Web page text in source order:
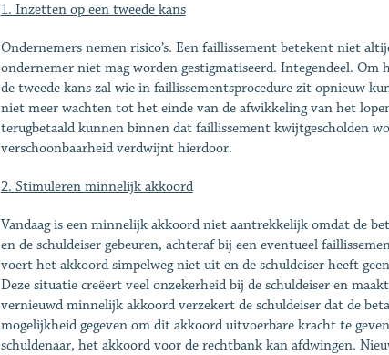
1. Inzetten op een tweede kans
Ondernemers nemen risico’s. Een faillissement betekent niet
ondernemer niet mag worden gestigmatiseerd. Integendeel.
de tweede kans zal wie in faillissementsprocedure zit opnieuw
niet meer wachten tot het einde van de afwikkeling van het
terugbetaald kunnen binnen dat faillissement kwijtgescholden
verschoonbaarheid verdwijnt hierdoor.
2. Stimuleren minnelijk akkoord
Vandaag is een minnelijk akkoord niet aantrekkelijk omdat de
en de schuldeiser gebeuren, achteraf bij een eventueel
voert het akkoord simpelweg niet uit en de schuldeiser heeft
Deze situatie creëert veel onzekerheid bij de schuldeiser en
vernieuwd minnelijk akkoord verzekert de schuldeiser dat de
mogelijkheid gegeven om dit akkoord uitvoerbare kracht te
schuldenaar, het akkoord voor de rechtbank kan afdwingen.